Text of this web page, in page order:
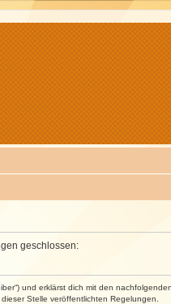
geschlossen:
und erklärst dich mit den
Stelle veröffentlichten Regelungen.